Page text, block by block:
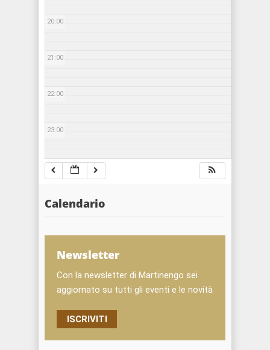
20:00
21:00
22:00
23:00
Calendario
Newsletter
Con la newsletter di Martinengo sei
aggiornato su tutti gli eventi e le novità
ISCRIVITI